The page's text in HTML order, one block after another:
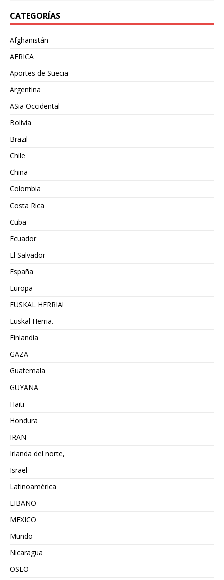
CATEGORÍAS
Afghanistán
AFRICA
Aportes de Suecia
Argentina
ASia Occidental
Bolivia
Brazil
Chile
China
Colombia
Costa Rica
Cuba
Ecuador
El Salvador
España
Europa
EUSKAL HERRIA!
Euskal Herria.
Finlandia
GAZA
Guatemala
GUYANA
Haiti
Hondura
IRAN
Irlanda del norte,
Israel
Latinoamérica
LIBANO
MEXICO
Mundo
Nicaragua
OSLO